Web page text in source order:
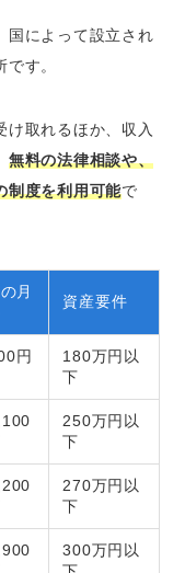
国によって設立され
す。
け取れるほか、収入
無料の法律相談や、
制度を利用可能で
月
資産要件
円
180万円以
下
250万円以
下
270万円以
下
300万円以